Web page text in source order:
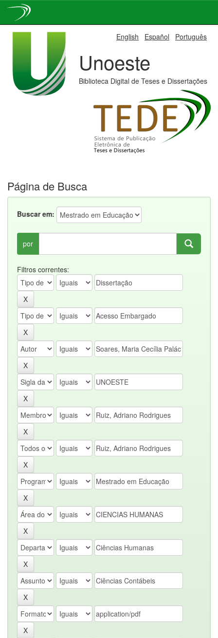
English Español Português
Unoeste
Biblioteca Digital de Teses e Dissertações
Página de Busca
Buscar em:
por
Filtros correntes: